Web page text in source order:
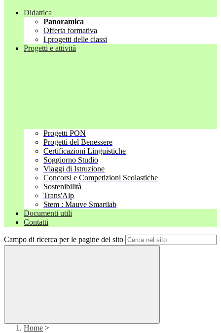
Didattica
Panoramica
Offerta formativa
I progetti delle classi
Progetti e attività
Progetti PON
Progetti del Benessere
Certificazioni Linguistiche
Soggiorno Studio
Viaggi di Istruzione
Concorsi e Competizioni Scolastiche
Sostenibilità
Trans'Alp
Stem : Mauve Smartlab
Documenti utili
Contatti
Campo di ricerca per le pagine del sito
Home >